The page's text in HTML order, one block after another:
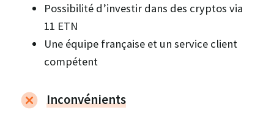
Possibilité d’investir dans des cryptos via
11 ETN
Une équipe française et un service client
compétent
Inconvénients